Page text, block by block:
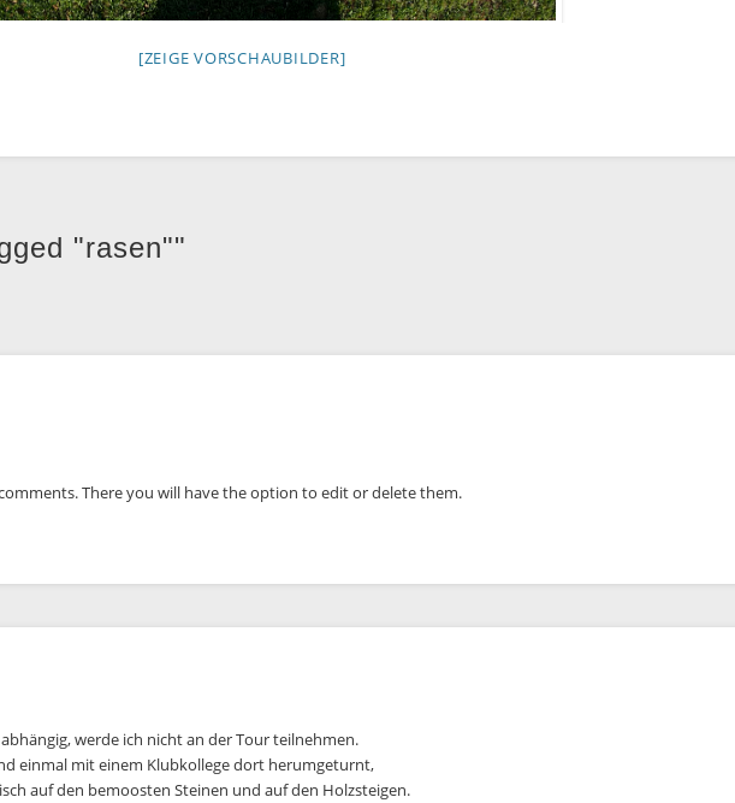
[ZEIGE VORSCHAUBILDER]
"rasen""
There you will have the option to edit or delete them.
werde ich nicht an der Tour teilnehmen.
einmal mit einem Klubkollege dort herumgeturnt,
auf den bemoosten Steinen und auf den Holzsteigen.